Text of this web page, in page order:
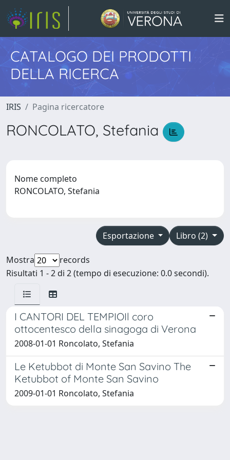
CATALOGO DEI PRODOTTI
DELLA RICERCA
IRIS Pagina ricercatore
RONCOLATO, Stefania
Nome completo
RONCOLATO, Stefania
Libro (2)
Esportazione
Mostra
records
Risultati 1 - 2 di 2 (tempo di esecuzione: 0.0 secondi).
I CANTORI DEL TEMPIOIl coro
ottocentesco della sinagoga di Verona
2008-01-01 Roncolato, Stefania
Le Ketubbot di Monte San Savino The
Ketubbot of Monte San Savino
2009-01-01 Roncolato, Stefania